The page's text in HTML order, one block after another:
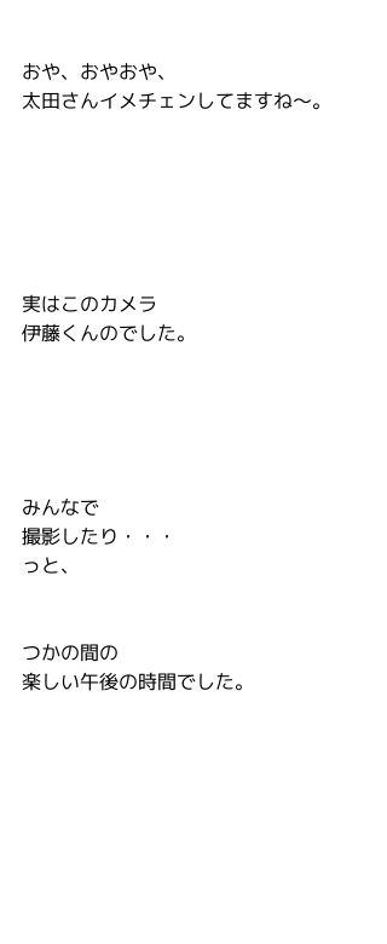
おや、おやおや、
太田さんイメチェンしてますね～。
実はこのカメラ
伊藤くんのでした。
みんなで
撮影したり・・・
っと、
つかの間の
楽しい午後の時間でした。